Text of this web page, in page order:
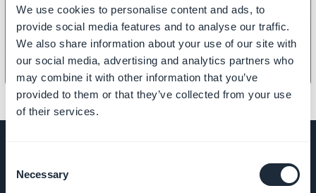
We use cookies to personalise content and ads, to
provide social media features and to analyse our traffic.
We also share information about your use of our site with
our social media, advertising and analytics partners who
may combine it with other information that you’ve
provided to them or that they’ve collected from your use
of their services.
Selection
Necessary